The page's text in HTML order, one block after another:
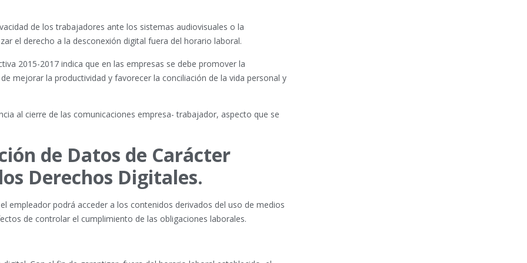
de los trabajadores ante los sistemas audiovisuales o la
el derecho a la desconexión digital fuera del horario laboral.
2015-2017 indica que en las empresas se debe promover la
mejorar la productividad y favorecer la conciliación de la vida personal y
al cierre de las comunicaciones empresa- trabajador, aspecto que se
de Datos de Carácter
Derechos Digitales.
empleador podrá acceder a los contenidos derivados del uso de medios
de controlar el cumplimiento de las obligaciones laborales.